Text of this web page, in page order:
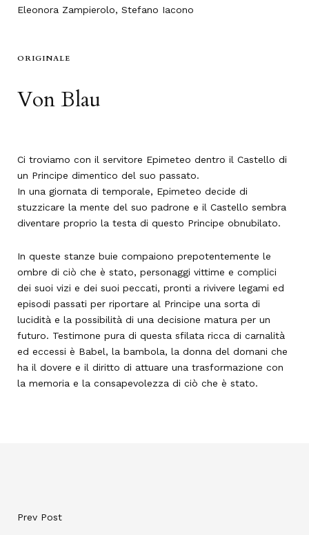
Eleonora Zampierolo, Stefano Iacono
ORIGINALE
Von Blau
Ci troviamo con il servitore Epimeteo dentro il Castello di
un Principe dimentico del suo passato.
In una giornata di temporale, Epimeteo decide di
stuzzicare la mente del suo padrone e il Castello sembra
diventare proprio la testa di questo Principe obnubilato.
In queste stanze buie compaiono prepotentemente le
ombre di ciò che è stato, personaggi vittime e complici
dei suoi vizi e dei suoi peccati, pronti a rivivere legami ed
episodi passati per riportare al Principe una sorta di
lucidità e la possibilità di una decisione matura per un
futuro. Testimone pura di questa sfilata ricca di carnalità
ed eccessi è Babel, la bambola, la donna del domani che
ha il dovere e il diritto di attuare una trasformazione con
la memoria e la consapevolezza di ciò che è stato.
Prev Post